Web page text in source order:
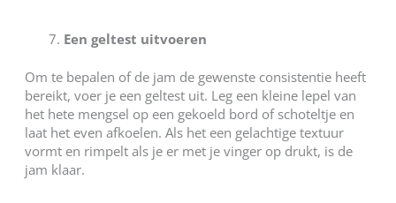
Een geltest uitvoeren
Om te bepalen of de jam de gewenste consistentie heeft
bereikt, voer je een geltest uit. Leg een kleine lepel van
het hete mengsel op een gekoeld bord of schoteltje en
laat het even afkoelen. Als het een gelachtige textuur
vormt en rimpelt als je er met je vinger op drukt, is de
jam klaar.